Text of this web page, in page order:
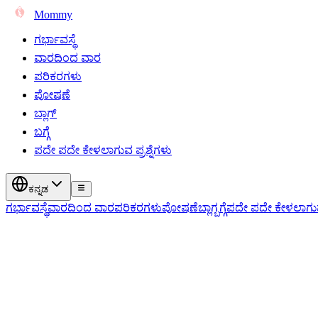
Mommy
ಗರ್ಭಾವಸ್ಥೆ
ವಾರದಿಂದ ವಾರ
ಪರಿಕರಗಳು
ಪೋಷಣೆ
ಬ್ಲಾಗ್
ಬಗ್ಗೆ
ಪದೇ ಪದೇ ಕೇಳಲಾಗುವ ಪ್ರಶ್ನೆಗಳು
ಕನ್ನಡ
ಗರ್ಭಾವಸ್ಥೆವಾರದಿಂದ ವಾರಪರಿಕರಗಳುಪೋಷಣೆಬ್ಲಾಗ್ ಬಗ್ಗೆಪದೇ ಪದೇ